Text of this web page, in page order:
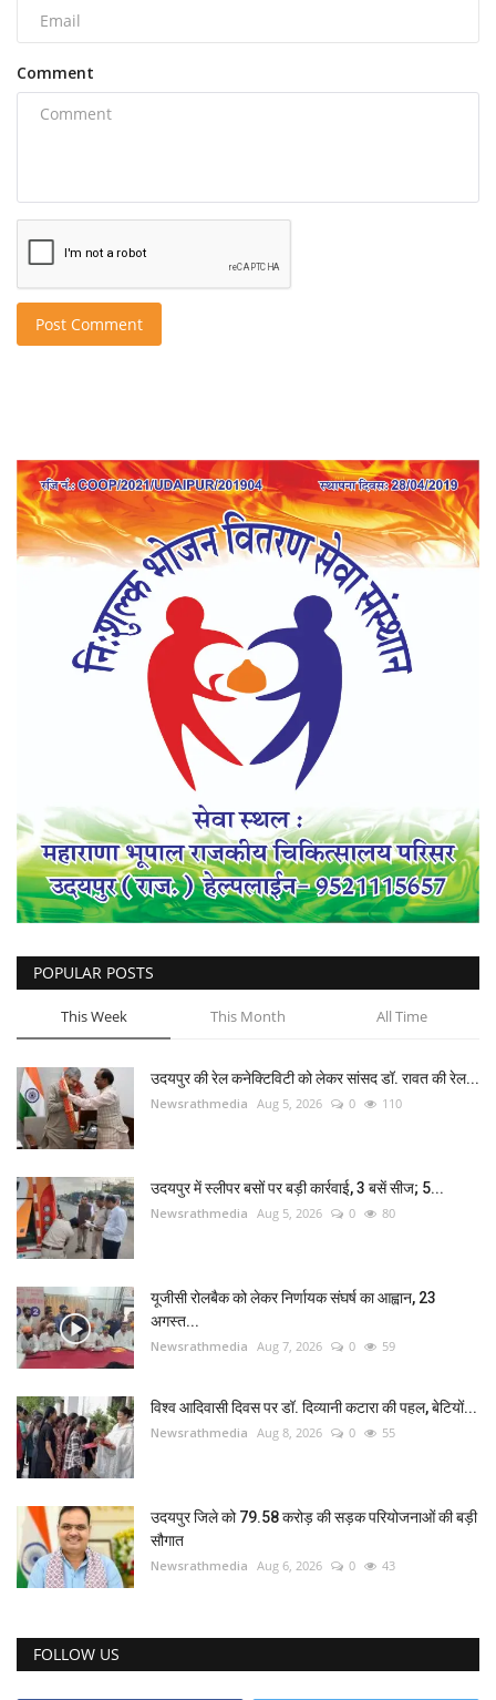
Comment
Post Comment
POPULAR POSTS
This Week This Month All Time
उदयपुर की रेल कनेक्टिविटी को लेकर सांसद डॉ. रावत की रेल...
Newsrathmedia Aug 5, 2026 0 110
उदयपुर में स्लीपर बसों पर बड़ी कार्रवाई, 3 बसें सीज; 5...
Newsrathmedia Aug 5, 2026 0 80
यूजीसी रोलबैक को लेकर निर्णायक संघर्ष का आह्वान, 23
अगस्त...
Newsrathmedia Aug 7, 2026 0 59
विश्व आदिवासी दिवस पर डॉ. दिव्यानी कटारा की पहल, बेटियों...
Newsrathmedia Aug 8, 2026 0 55
उदयपुर जिले को 79.58 करोड़ की सड़क परियोजनाओं की बड़ी
सौगात
Newsrathmedia Aug 6, 2026 0 43
FOLLOW US